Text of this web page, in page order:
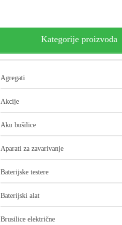
Kategorije proizvoda
Agregati
Akcije
Aku bušilice
Aparati za zavarivanje
Baterijske testere
Baterijski alat
Brusilice električne